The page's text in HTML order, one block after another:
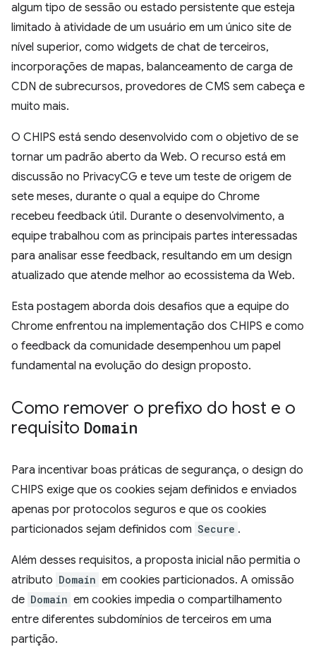
algum tipo de sessão ou estado persistente que esteja
limitado à atividade de um usuário em um único site de
nível superior, como widgets de chat de terceiros,
incorporações de mapas, balanceamento de carga de
CDN de subrecursos, provedores de CMS sem cabeça e
muito mais.
O CHIPS está sendo desenvolvido com o objetivo de se
tornar um padrão aberto da Web. O recurso está em
discussão no PrivacyCG e teve um teste de origem de
sete meses, durante o qual a equipe do Chrome
recebeu feedback útil. Durante o desenvolvimento, a
equipe trabalhou com as principais partes interessadas
para analisar esse feedback, resultando em um design
atualizado que atende melhor ao ecossistema da Web.
Esta postagem aborda dois desafios que a equipe do
Chrome enfrentou na implementação dos CHIPS e como
o feedback da comunidade desempenhou um papel
fundamental na evolução do design proposto.
Como remover o prefixo do host e o
requisito Domain
Para incentivar boas práticas de segurança, o design do
CHIPS exige que os cookies sejam definidos e enviados
apenas por protocolos seguros e que os cookies
particionados sejam definidos com Secure .
Além desses requisitos, a proposta inicial não permitia o
atributo Domain em cookies particionados. A omissão
de Domain em cookies impedia o compartilhamento
entre diferentes subdomínios de terceiros em uma
partição.